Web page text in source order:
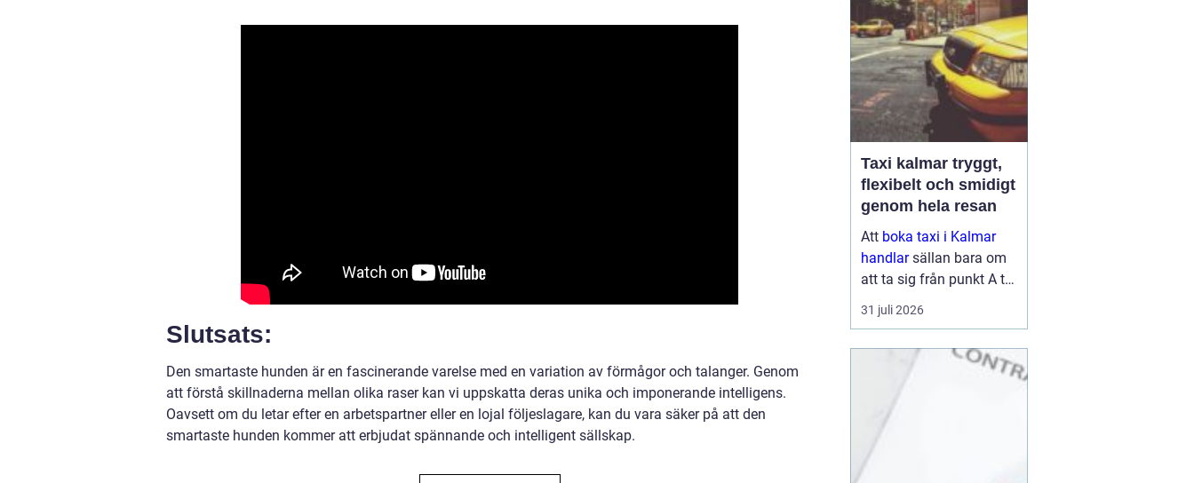
Slutsats:
Den smartaste hunden är en fascinerande varelse med en variation av förmågor och talanger. Genom
att förstå skillnaderna mellan olika raser kan vi uppskatta deras unika och imponerande intelligens.
Oavsett om du letar efter en arbetspartner eller en lojal följeslagare, kan du vara säker på att den
smartaste hunden kommer att erbjudat spännande och intelligent sällskap.
Taxi kalmar tryggt,
flexibelt och smidigt
genom hela resan
Att boka taxi i Kalmar
handlarsällan bara om
att ta sig från punkt A till
punkt B. För många är
resan en viktig del av
semestern. En pålitlig
taxiresa kan betyda att
31 juli 2026